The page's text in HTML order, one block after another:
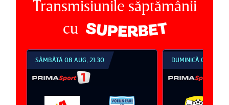
Transmisiunile săptămânii
cu
SÂMBĂTĂ 08 AUG, 21:30 DUMINICĂ 09 AUG,